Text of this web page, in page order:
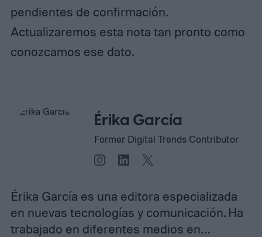
pendientes de confirmación.
Actualizaremos esta nota tan pronto como
conozcamos ese dato.
Érika García
Former Digital Trends Contributor
Érika García es una editora especializada
en nuevas tecnologías y comunicación. Ha
trabajado en diferentes medios en…